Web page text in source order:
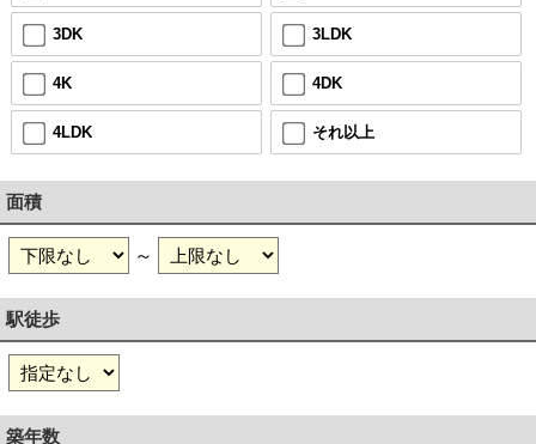
3DK 3LDK
4K 4DK
4LDK それ以上
面積
～
駅徒歩
築年数